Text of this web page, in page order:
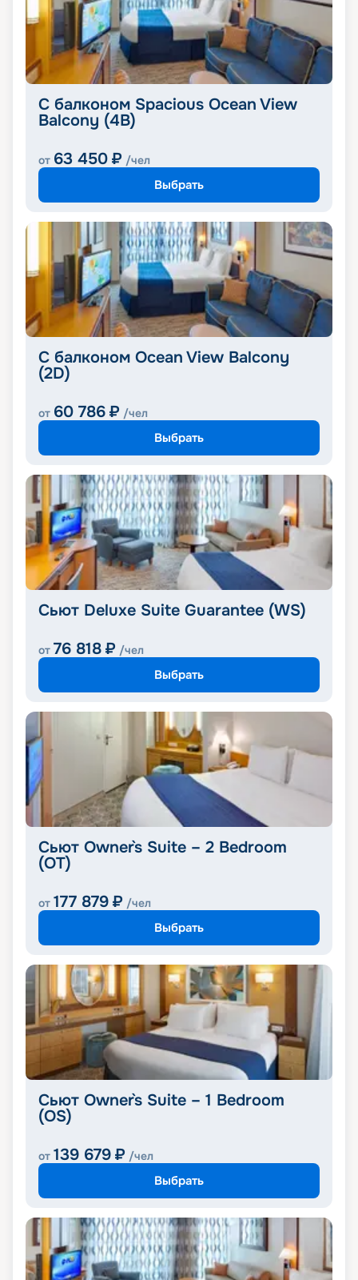
С балконом Spacious Ocean View
Balcony (4B)
от 63 450 ₽ /чел
Выбрать
С балконом Ocean View Balcony
(2D)
от 60 786 ₽ /чел
Выбрать
Сьют Deluxe Suite Guarantee (WS)
от 76 818 ₽ /чел
Выбрать
Сьют Owner`s Suite – 2 Bedroom
(OT)
от 177 879 ₽ /чел
Выбрать
Сьют Owner`s Suite – 1 Bedroom
(OS)
от 139 679 ₽ /чел
Выбрать